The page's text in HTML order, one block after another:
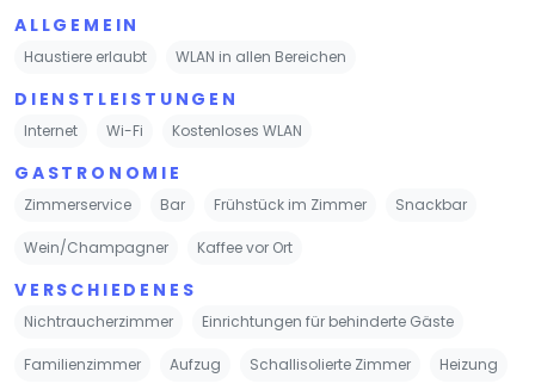
ALLGEMEIN
Haustiere erlaubt WLAN in allen Bereichen
DIENSTLEISTUNGEN
Internet Wi-Fi Kostenloses WLAN
GASTRONOMIE
Zimmerservice Bar Frühstück im Zimmer Snackbar
Wein/Champagner Kaffee vor Ort
VERSCHIEDENES
Nichtraucherzimmer Einrichtungen für behinderte Gäste
Familienzimmer Aufzug Schallisolierte Zimmer Heizung